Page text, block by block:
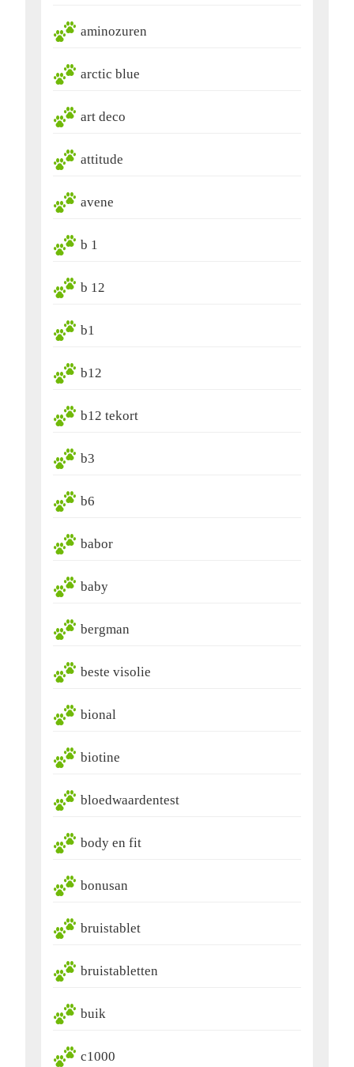
aminozuren
arctic blue
art deco
attitude
avene
b 1
b 12
b1
b12
b12 tekort
b3
b6
babor
baby
bergman
beste visolie
bional
biotine
bloedwaardentest
body en fit
bonusan
bruistablet
bruistabletten
buik
c1000